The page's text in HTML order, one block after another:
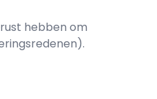
hebben om